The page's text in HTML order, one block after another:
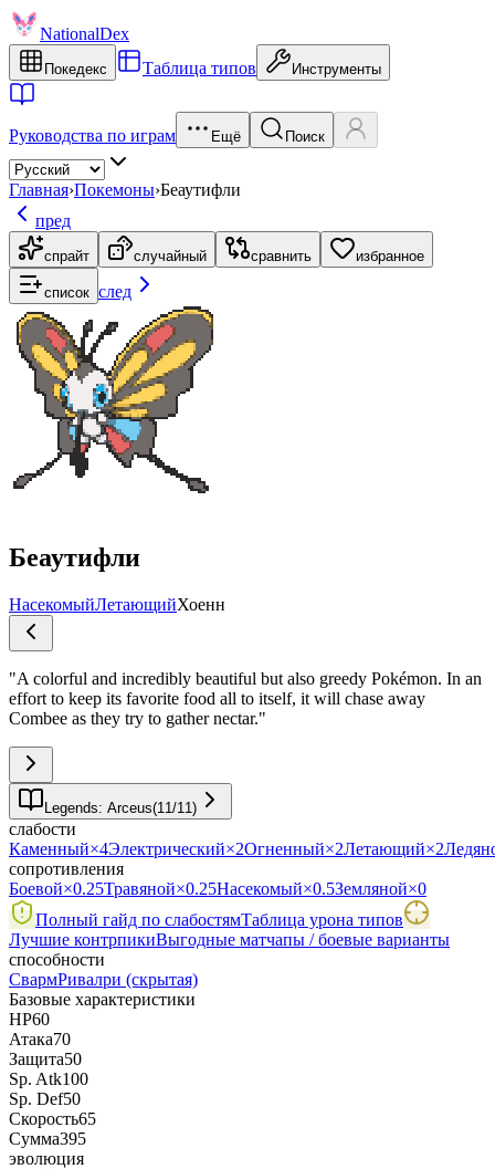
NationalDex
Покедекс Таблица типов Инструменты
Руководства по играм Ещё Поиск
Главная›Покемоны›Беаутифли
пред
спрайт случайный сравнить избранное
список след
Беаутифли
НасекомыйЛетающийХоенн
"A colorful and incredibly beautiful but also greedy Pokémon. In an
effort to keep its favorite food all to itself, it will chase away
Combee as they try to gather nectar."
Legends: Arceus(11 /11 )
слабости
Каменный×4Электрический×2Огненный×2Летающий×2
сопротивления
Боевой×0.25Травяной×0.25Насекомый×0.5Земляной×0
Полный гайд по слабостямТаблица урона типов
Лучшие контрпикиВыгодные матчапы / боевые варианты
способности
СвармРивалри (скрытая)
Базовые характеристики
HP60
Атака70
Защита50
Sp. Atk100
Sp. Def50
Скорость65
Сумма395
эволюция